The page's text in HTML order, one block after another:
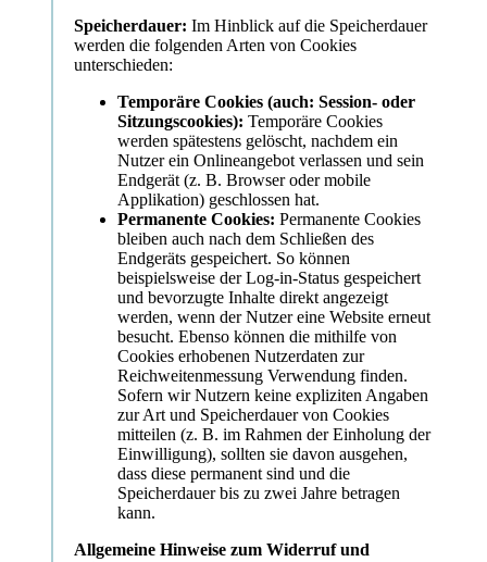
Speicherdauer: Im Hinblick auf die Speicherdauer
werden die folgenden Arten von Cookies
unterschieden:
Temporäre Cookies (auch: Session- oder
Sitzungscookies): Temporäre Cookies
werden spätestens gelöscht, nachdem ein
Nutzer ein Onlineangebot verlassen und sein
Endgerät (z. B. Browser oder mobile
Applikation) geschlossen hat.
Permanente Cookies: Permanente Cookies
bleiben auch nach dem Schließen des
Endgeräts gespeichert. So können
beispielsweise der Log-in-Status gespeichert
und bevorzugte Inhalte direkt angezeigt
werden, wenn der Nutzer eine Website erneut
besucht. Ebenso können die mithilfe von
Cookies erhobenen Nutzerdaten zur
Reichweitenmessung Verwendung finden.
Sofern wir Nutzern keine expliziten Angaben
zur Art und Speicherdauer von Cookies
mitteilen (z. B. im Rahmen der Einholung der
Einwilligung), sollten sie davon ausgehen,
dass diese permanent sind und die
Speicherdauer bis zu zwei Jahre betragen
kann.
Allgemeine Hinweise zum Widerruf und